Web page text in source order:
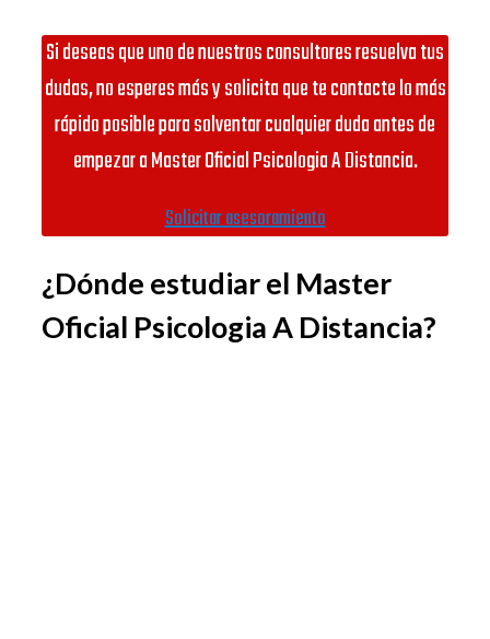
Si deseas que uno de nuestros consultores resuelva tus
dudas, no esperes más y solicita que te contacte lo más
rápido posible para solventar cualquier duda antes de
empezar a Master Oficial Psicologia A Distancia.
Solicitar asesoramiento
¿Dónde estudiar el Master
Oficial Psicologia A Distancia?